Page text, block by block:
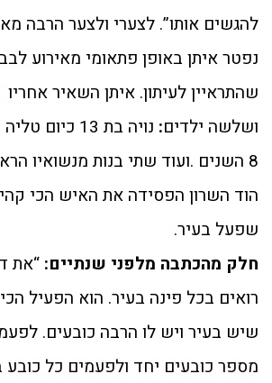
להגשים אותו”. לצערי ולצער הרבה
נפטר איתן באופן פתאומי מאירוע
שהתראיין לעיתון. איתן השאיר
ושלשה ילדים:
8 השנים .ועוד שתי בנות מנשואיו הראשונים .
הוד השרון הפסידה את האיש הכי
שפעל בעיר.
חלק מהכתבה מלפני שנתיים: “את
רואים בכל פינה בעיר. הוא הפעיל
שיש בעיר ויש לו הרבה כובעים.
מספר כובעים יחד ולפעמים כל כובע